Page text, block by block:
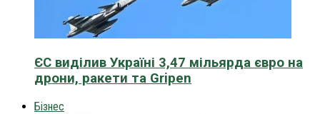
ЄС виділив Україні 3,47 мільярда євро на
дрони, ракети та Gripen
Бізнес